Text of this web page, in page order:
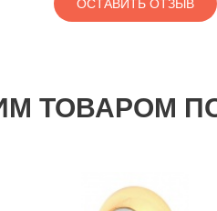
ОСТАВИТЬ ОТЗЫВ
ТОВАРОМ